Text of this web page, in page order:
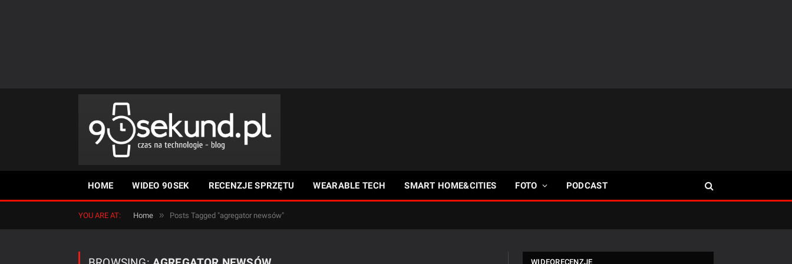
HOME WIDEO 90SEK RECENZJE SPRZĘTU WEARABLE TECH SMART HOME&CITIES FOTO PODCAST
YOU ARE AT: Home » Posts Tagged "agregator newsów"
WIDEORECENZJE